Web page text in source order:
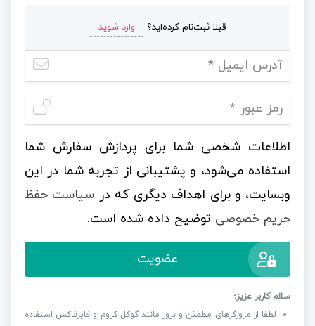
قبلا ثبت‌نام کرده‌اید؟ وارد شوید
اطلاعات شخصی شما برای پردازش سفارش شما
استفاده می‌شود، و پشتیبانی از تجربه شما در این
وبسایت، و برای اهداف دیگری که در سیاست حفظ
حریم خصوصی توضیح داده شده است.
عضویت
سلام کاربر عزیز؛
لطفا از مرورگرهای مطمئن و بروز مانند گوگل کروم و فایرفاکس استفاده